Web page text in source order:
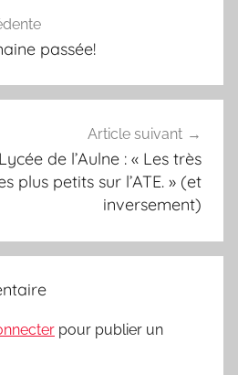
passée!
Article suivant
de l’Aulne : « Les très
plus petits sur l’ATE. » (et
inversement)
pour publier un